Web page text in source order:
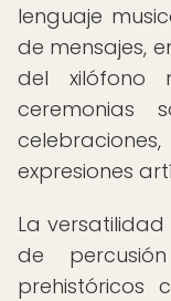
lenguaje
de mensajes,
del xilófono
ceremonias
expresiones
La
de
prehistóricos